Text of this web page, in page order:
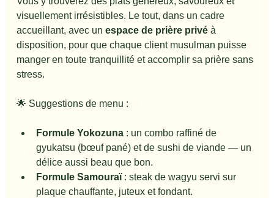
visuellement irrésistibles. Le tout, dans un cadre
accueillant, avec un espace de prière privé à
disposition, pour que chaque client musulman puisse
manger en toute tranquillité et accomplir sa prière sans
stress.
🌟 Suggestions de menu :
Formule Yokozuna : un combo raffiné de
gyukatsu (bœuf pané) et de sushi de viande — un
délice aussi beau que bon.
Formule Samouraï : steak de wagyu servi sur
plaque chauffante, juteux et fondant.